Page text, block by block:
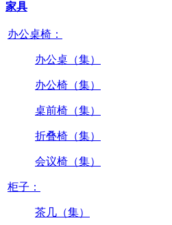
家具
办公桌椅：
办公桌（集）
办公椅（集）
桌前椅（集）
折叠椅（集）
会议椅（集）
柜子：
茶几（集）